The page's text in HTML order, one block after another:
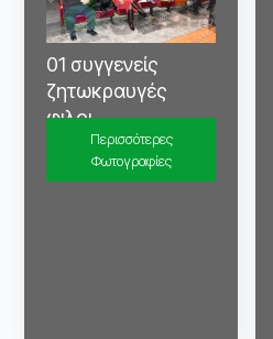
01 συγγενείς
ζητωκραυγές
φιλοι
Περισσότερες
Φωτογραφίες